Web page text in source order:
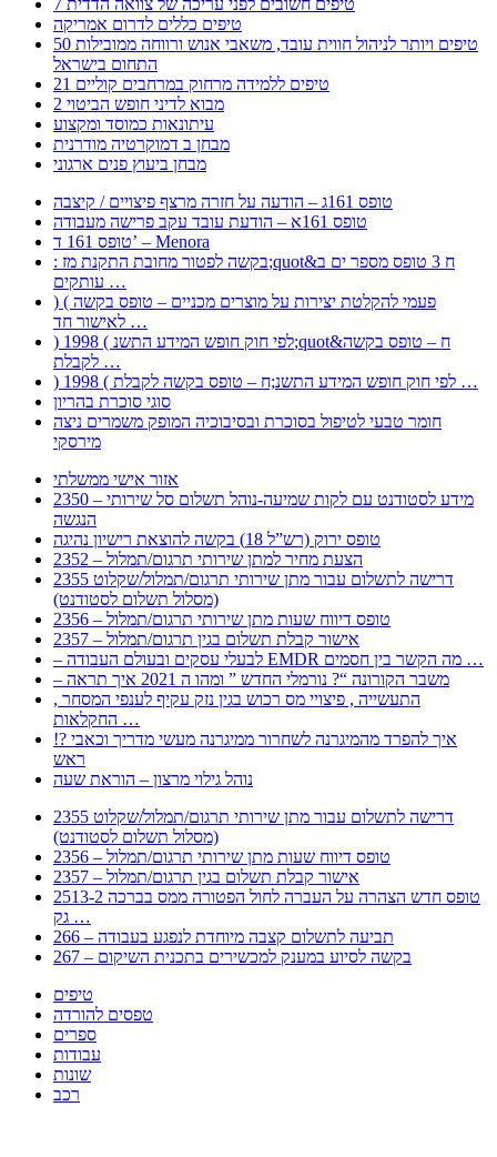
7 טיפים חשובים לפני עריכה של צוואה הדדית
טיפים כללים לדרום אמריקה
50 טיפים ויותר לניהול חווית עובד, משאבי אנוש ורווחה ממובילות
התחום בישראל
21 טיפים ללמידה מרחוק במרחבים קוליים
מבוא לדיני חופש הביטוי 2
עיתונאות כמוסד ומקצוע
מבחן ב דמוקרטיה מודרנית
מבחן ביעוץ פנים ארגוני
טופס 161ג – הודעה על חזרה מרצף פיצויים / קיצבה
טופס 161א – הודעת עובד עקב פרישה מעבודה
טופס 161 ד’ – Menora
: בקשה לפטור מחובת התקנת מז;quot&ח 3 טופס מספר ים ב
עותקים …
) ( פעמי להקלטת יצירות על מוצרים מכניים – טופס בקשה
לאישור חד …
) 1998 ( לפי חוק חופש המידע התשנ;quot&ח – טופס בקשה
לקבלת …
) 1998 ( לפי חוק חופש המידע התשנ;ח – טופס בקשה לקבלת …
סוגי סוכרת בהריון
חומר טבעי לטיפול בסוכרת ובסיבוכיה המופק משמרים ניצה
מירסקי
אזור אישי ממשלתי
2350 – מידע לסטודנט עם לקות שמיעה-נוהל תשלום סל שירותי
הנגשה
טופס ירוק (רש”ל 18) בקשה להוצאת רישיון נהיגה
2352 – הצעת מחיר למתן שירותי תרגום/תמלול
2355 דרישה לתשלום עבור מתן שירותי תרגום/תמלול/שקלוט
(מסלול תשלום לסטודנט)
2356 – טופס דיווח שעות מתן שירותי תרגום/תמלול
2357 – אישור קבלת תשלום בגין תרגום/תמלול
– לבעלי עסקים ובעולם העבודה EMDR מה הקשר בין חסמים …
– משבר הקורונה “? נורמלי החדש ” ומהו ה 2021 איך תראה
, התעשייה , פיצויי מס רכוש בגין נזק עקיף לענפי המסחר
החקלאות …
!? איך להפרד מהמיגרנה לשחרור ממיגרנה מעשי מדריך וכאבי
ראש
נוהל גילוי מרצון – הוראת שעה
2355 דרישה לתשלום עבור מתן שירותי תרגום/תמלול/שקלוט
(מסלול תשלום לסטודנט)
2356 – טופס דיווח שעות מתן שירותי תרגום/תמלול
2357 – אישור קבלת תשלום בגין תרגום/תמלול
2513-2 טופס חדש הצהרה על העברה לחול הפטורה ממס בברכה
גק …
266 – תביעה לתשלום קצבה מיוחדת לנפגע בעבודה
267 – בקשה לסיוע במענק למכשירים בתכנית השיקום
טיפים
טפסים להורדה
ספרים
עבודות
שונות
רכב